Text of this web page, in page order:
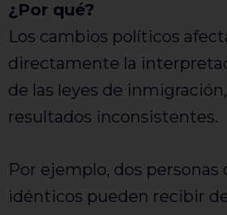
¿Por qué?
Los cambios políticos
directamente la
de las leyes de
resultados inconsistentes.
Por ejemplo, dos personas
idénticos pueden recibir